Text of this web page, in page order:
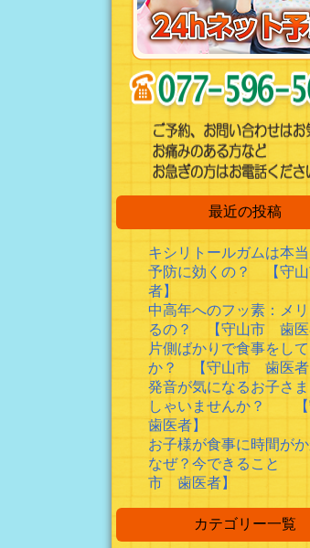
最近の投稿
キシリトールガムは本
予防に効くの？ 【守
者】
中高年へのフッ素：メ
るの？ 【守山市 歯医
片側ばかりで食事をし
か？ 【守山市 歯医者
発音が気になるお子さ
しゃいませんか？
歯医者】
お子様が食事に時間が
なぜ？今できること
市 歯医者】
カテゴリー一覧